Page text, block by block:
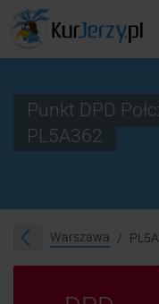
Punkt DPD
PL5A362
Warszawa